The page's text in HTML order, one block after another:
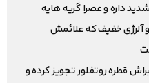
داره و عصرا گریه هایه
خفیف که علائمش
قطره روتفلور تجویز کرده و